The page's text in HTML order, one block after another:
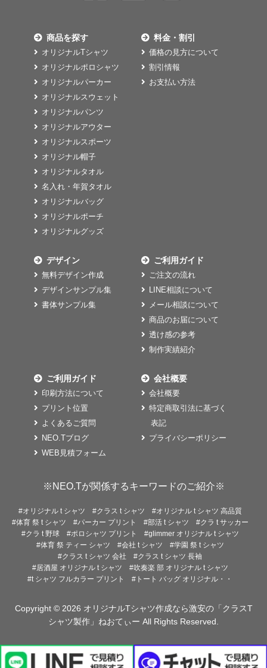
商品を探す
オリジナルTシャツ
オリジナルポロシャツ
オリジナルパーカー
オリジナルスウェット
オリジナルパンツ
オリジナルアウター
オリジナルスポーツ
オリジナル帽子
オリジナルタオル
名入れ・年賀タオル
オリジナルバッグ
オリジナルポーチ
オリジナルグッズ
料金・割引
価格の見方について
割引情報
お支払い方法
デザイン
無料デザイン作成
デザインサンプル集
書体サンプル集
ご利用ガイド
ご注文の流れ
LINE相談について
メール相談について
商品のお届について
透け感の参考
制作実績紹介
ご利用ガイド
印刷方法について
プリント位置
よくあるご質問
NEO.Tブログ
WEB見積フォーム
会社概要
会社概要
特定商取引法に基づく
表記
プライバシーポリシー
※NEO.Tが関係するキーワードのご紹介※
#オリジナル t シャツ #クラス t シャツ
#オリジナル t シャツ 高品質
#体育 祭 t シャツ
#パーカー プリント #部活 t シャツ
#クラ t サッカー
#クラ t 野球
#ポロシャツ プリント
#glimmer オリジナル t シャツ
#体育 祭 ティー シャツ
#会社 t シャツ
#学園 祭 t シャツ
#クラス t シャツ 会社
#クラス t シャツ 長袖
#居酒屋 オリジナル t シャツ
#吹奏楽 部 オリジナル t シャツ
#t シャツ フルカラー プリント
#トート バッグ オリジナル・・
Copyright © 2026 オリジナルTシャツ作成なら激安の「クラスT
シャツ製作」ねおてぃー All Rights Reserved.